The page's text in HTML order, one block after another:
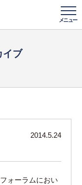
メニュー
イブ
2014.5.24
ォーラムにおい